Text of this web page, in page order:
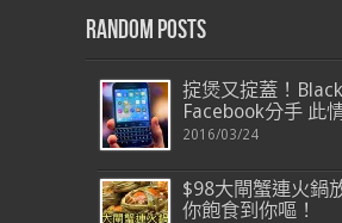
Random Posts
掟煲又掟蓋！
Facebook分手 此
2016/03/24
$98大閘蟹連火鍋
你飽食到你嘔！